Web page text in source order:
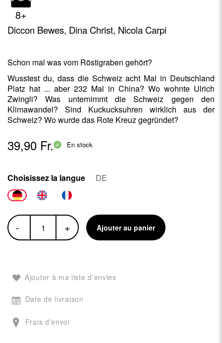
8+
Diccon Bewes, Dina Christ, Nicola Carpi
Schon mal was vom Röstigraben gehört?
Wusstest du, dass die Schweiz acht Mal in Deutschland
Platz hat ... aber 232 Mal in China? Wo wohnte Ulrich
Zwingli? Was unternimmt die Schweiz gegen den
Klimawandel? Sind Kuckucksuhren wirklich aus der
Schweiz? Wo wurde das Rote Kreuz gegründet?
39,90 Fr. En stock
Choisissez la langue DE
- + Ajouter au panier
Ajouter à ma liste d’envies
Date de livraison
Frais d'envoi